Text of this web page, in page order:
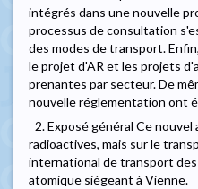
intégrés dans une nouvelle
processus de consultation
des modes de transport.
le projet d'AR et les projets
prenantes par secteur. De
nouvelle réglementation ont
2. Exposé général Ce
radioactives, mais sur le
international de transport
atomique siégeant à Vienne.